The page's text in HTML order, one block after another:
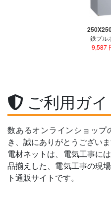
鉄プル
9,587
ご利用ガイ
数あるオンラインショップ
き、誠にありがとうございま
電材ネットは、電気工事に
品揃えした、電気工事の現
ト通販サイトです。